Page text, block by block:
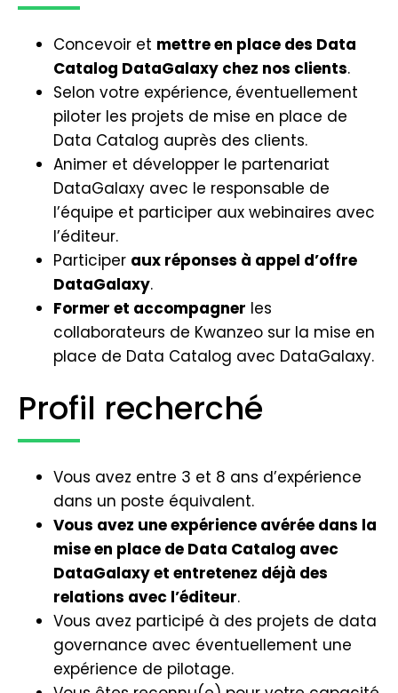
Concevoir et mettre en place des Data
Catalog DataGalaxy chez nos clients.
Selon votre expérience, éventuellement
piloter les projets de mise en place de
Data Catalog auprès des clients.
Animer et développer le partenariat
DataGalaxy avec le responsable de
l’équipe et participer aux webinaires avec
l’éditeur.
Participer aux réponses à appel d’offre
DataGalaxy.
Former et accompagner les
collaborateurs de Kwanzeo sur la mise en
place de Data Catalog avec DataGalaxy.
Profil recherché
Vous avez entre 3 et 8 ans d’expérience
dans un poste équivalent.
Vous avez une expérience avérée dans la
mise en place de Data Catalog avec
DataGalaxy et entretenez déjà des
relations avec l’éditeur.
Vous avez participé à des projets de data
governance avec éventuellement une
expérience de pilotage.